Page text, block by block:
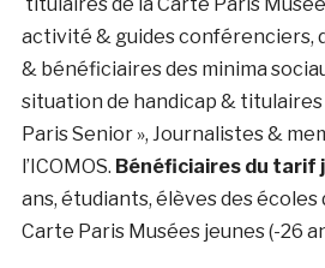
activité & guides conférenciers,
& bénéficiaires des minima
situation de handicap & titulaires
Paris Senior », Journalistes &
l’ICOMOS. Bénéficiaires du tarif
ans, étudiants, élèves des écoles
Carte Paris Musées jeunes (-26